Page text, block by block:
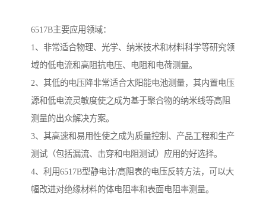
6517B主要应用领域：
1、非常适合物理、光学、纳米技术和材料科学等研究领
域的低电流和高阻抗电压、电阻和电荷测量。
2、其低的电压降非常适合太阳能电池测量，其内置电压
源和低电流灵敏度使之成为基于聚合物的纳米线等高阻
测量的出众解决方案。
3、其高速和易用性使之成为质量控制、产品工程和生产
测试（包括漏流、击穿和电阻测试）应用的好选择。
4、利用6517B型静电计/高阻表的电压反转方法，可以大
幅改进对绝缘材料的体电阻率和表面电阻率测量。